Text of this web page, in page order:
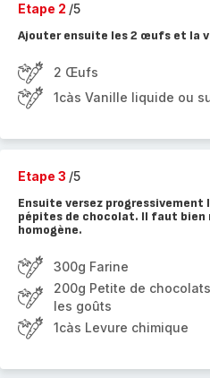
Etape 2 /5
Ajouter ensuite les 2 œufs et la
2 Œufs
1càs Vanille liquide ou
Etape 3 /5
Ensuite versez
pépites de chocolat. Il faut bien
homogène.
300g Farine
200g Petite de
les goûts
1càs Levure chimique